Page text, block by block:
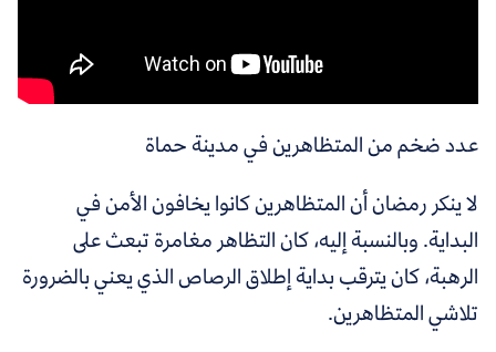
عدد ضخم من المتظاهرين في مدينة حماة
لا ينكر رمضان أن المتظاهرين كانوا يخافون الأمن في
البداية. وبالنسبة إليه، كان التظاهر مغامرة تبعث على
الرهبة، كان يترقب بداية إطلاق الرصاص الذي يعني بالضرورة
تلاشي المتظاهرين.